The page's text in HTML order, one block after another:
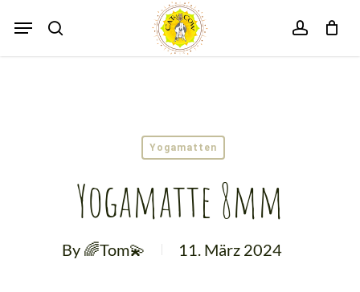
account
Menu
Close
Yogamatten
Yogamatte 8mm
By 🌈Tom💫 11. März 2024